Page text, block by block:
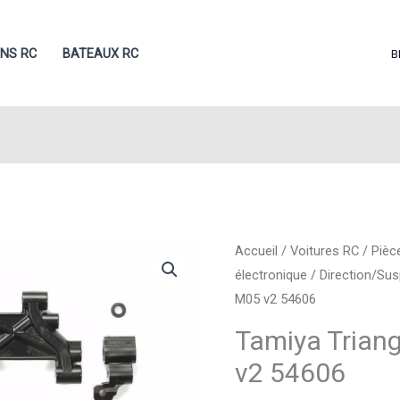
RC BATEAUX RC
Accueil /Voitures RC /
électronique /Direction/
M05 v2 54606
Tamiya
v2 54606